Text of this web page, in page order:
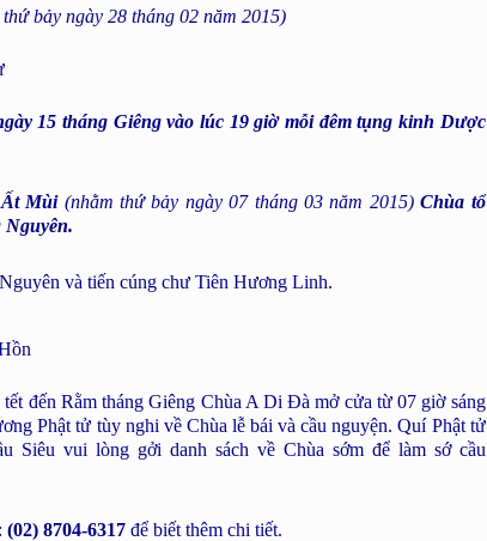
bảy ngày 28 tháng 02 năm 2015)
15 tháng Giêng vào lúc 19 giờ mỗi đêm tụng kinh Dược
Ất Mùi (nhằm thứ bảy ngày 07 tháng 03 năm 2015)Chùa tổ
và tiến cúng chư Tiên Hương Linh.
đến Rằm tháng Giêng Chùa A Di Đà mở cửa từ 07 giờ sáng
Phật tử tùy nghi về Chùa lễ bái và cầu nguyện. Quí Phật tử
Siêu vui lòng gởi danh sách về Chùa sớm để làm sớ cầu
(02) 8704-6317 để biết thêm chi tiết.